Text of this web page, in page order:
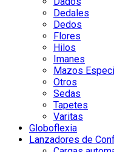
Dedales
Dedos
Flores
Hilos
Imanes
Mazos
Otros
Sedas
Tapetes
Varitas
Globoflexia
Lanzadores de